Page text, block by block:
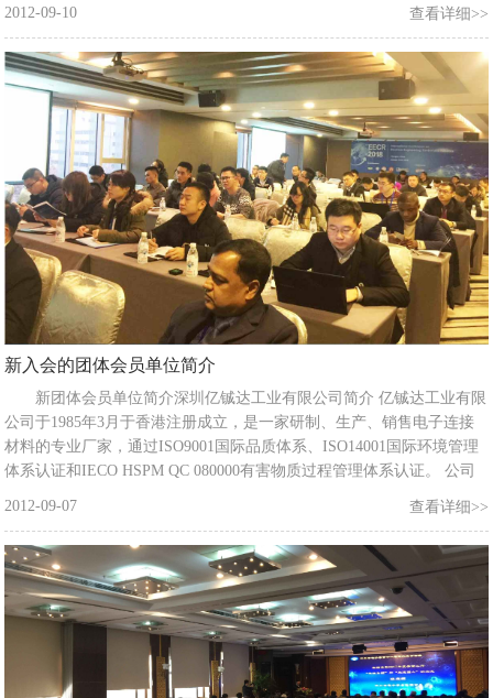
2012-09-10 查看详细>>
新入会的团体会员单位简介
新团体会员单位简介深圳亿铖达工业有限公司简介 亿铖达工业有限
公司于1985年3月于香港注册成立，是一家研制、生产、销售电子连接
材料的专业厂家，通过ISO9001国际品质体系、ISO14001国际环境管理
体系认证和IECO HSPM QC 080000有害物质过程管理体系认证。 公司
5000吨以上；在香港、深圳、苏州、天津、昆山、成都等设立分公司及
办事处；一个研发中心；是深圳市宝安区民营百强企业
2012-09-07 查看详细>>